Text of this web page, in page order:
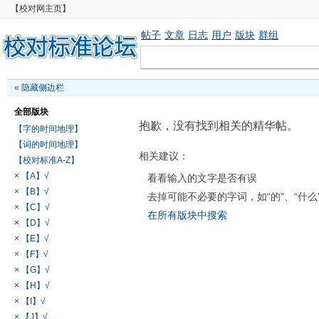
【校对网主页】
帖子 文章 日志 用户 版块 群组
« 隐藏侧边栏
全部版块
【字的时间地理】
【词的时间地理】
【校对标准A-Z】
× 【A】√
× 【B】√
× 【C】√
× 【D】√
× 【E】√
× 【F】√
× 【G】√
× 【H】√
× 【I】√
× 【J】√
抱歉，没有找到相关的精华帖。
相关建议：
看看输入的文字是否有误
去掉可能不必要的字词，如“的”、“什么
在所有版块中搜索